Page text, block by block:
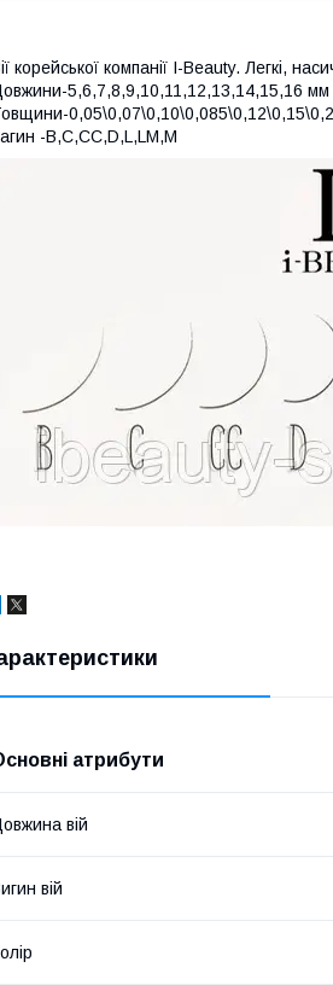
корейської компанії I-Beauty. Легкі,
5,6,7,8,9,10,11,12,13,14,15,16 мм
-В,С,СС,D,L,LM,M
атрибути
вій
вій